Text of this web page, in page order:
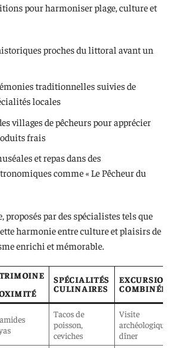
pour harmoniser plage, culture et
proches du littoral avant un
traditionnelles suivies de
locales
villages de pêcheurs pour apprécier
frais
et repas dans des
comme « Le Pêcheur du
proposés par des spécialistes tels que
harmonie entre culture et plaisirs de
enrichi et mémorable.
SPÉCIALITÉS
CULINAIRES
COMBINÉES
Tacos de
poisson,
ceviches
Visite
archéologique
dîner